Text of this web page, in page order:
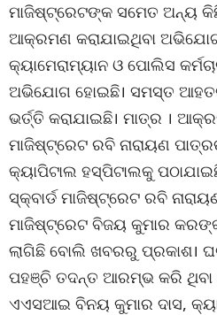
ମାଜିଷ୍ଟ୍ରେଟଙ୍କ ସମେତ ଅନ୍ୟ
ଆକ୍ରମଣ କରାଯାଇଥିବା
କ୍ୟାମେରାମ୍ୟାନ ଓ ପୋଲିସ
ଅଭିଯୋଗ ହୋଇଛି। ସମସ୍ତ
ଭର୍ତ୍ତି କରାଯାଇଛି। ମାତ୍ର ।
ମାଜିଷ୍ଟ୍ରେଟ ରବି ନାରାୟଣ
କ୍ୟାପିଟାଲ ହସ୍ପିଟାଲକୁ
ସ୍କ୍ବାର୍ଡ ମାଜିଷ୍ଟ୍ରେଟ ରବି
ମାଜିଷ୍ଟ୍ରେଟ ବିଜୟ କୁମାର
ଲାଗିଛି ବୋଲି ଖବରରୁ ପ୍ରକାଶ।
ପହଞ୍ଚି ତଦନ୍ତ ଆରମ୍ଭ କରି ଥିବା
ଏଏସଆଇ ବିନୟ କୁମାର ଦାସ,